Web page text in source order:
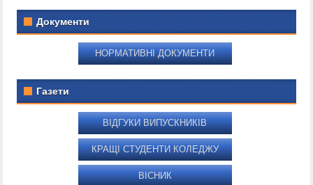
Документи
НОРМАТИВНІ ДОКУМЕНТИ
Газети
ВІДГУКИ ВИПУСКНИКІВ
КРАЩІ СТУДЕНТИ КОЛЕДЖУ
ВІСНИК